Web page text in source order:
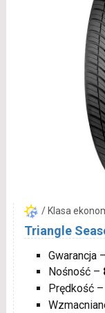
/ Klasa
Triangle
Gwarancja
Nośność –
Prędkość –